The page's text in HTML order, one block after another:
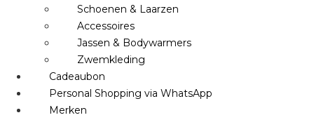
Schoenen & Laarzen
Accessoires
Jassen & Bodywarmers
Zwemkleding
Cadeaubon
Personal Shopping via WhatsApp
Merken